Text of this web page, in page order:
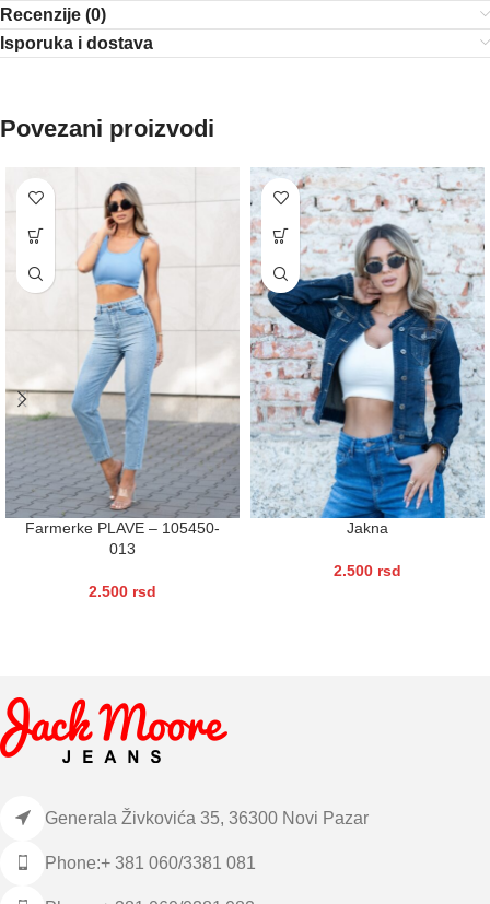
Recenzije (0)
Isporuka i dostava
Povezani proizvodi
Farmerke PLAVE – 105450-
013
2.500 rsd
Jakna
2.500 rsd
Generala Živkovića 35, 36300 Novi Pazar
Phone:+ 381 060/3381 081